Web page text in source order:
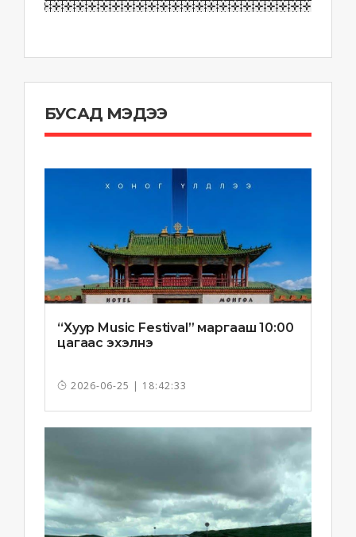
БУСАД МЭДЭЭ
“Хуур Music Festival” маргааш 10:00
цагаас эхэлнэ
2026-06-25 | 18:42:33